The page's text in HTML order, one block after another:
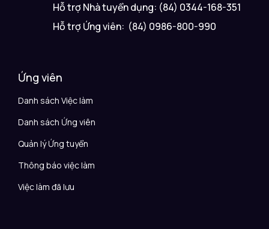
Hỗ trợ Nhà tuyển dụng: (84) 0344-168-351
Hỗ trợ Ứng viên: (84) 0986-800-990
Ứng viên
Danh sách Việc làm
Danh sách Ứng viên
Quản lý Ứng tuyển
Thông báo việc làm
Việc làm đã lưu